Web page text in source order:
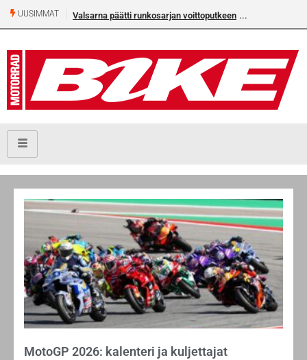
UUSIMMATValsarna päätti runkosarjan voittoputkeen
Älä missaa tämän
MotoGP 2026: kalenteri ja kuljettajat